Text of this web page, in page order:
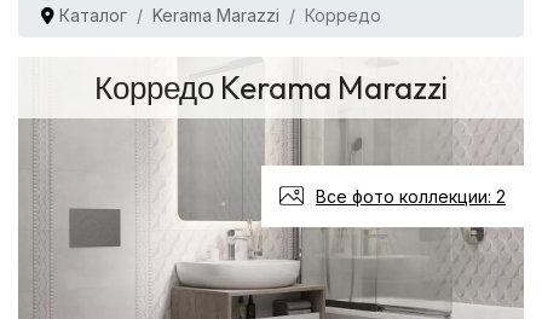
Каталог Kerama Marazzi Корредо
Корредо Kerama Marazzi
Все фото коллекции: 2